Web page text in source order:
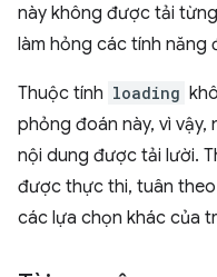
này không được tải
làm hỏng các tính năng
Thuộc tính loading
phỏng đoán này, vì
nội dung được tải lười.
được thực thi, tuân
các lựa chọn khác của